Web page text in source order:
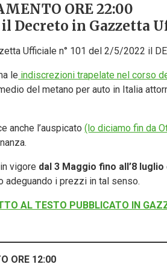
ORE 22:00
Decreto in Gazzetta
Ufficiale n° 101 del 2/5/2022 il
le indiscrezioni trapelate nel corso
del metano per auto in Italia
anche l’auspicato(lo diciamo fin da
vigore dal 3 Maggio fino all’8 luglio
adeguando i prezzi in tal senso.
AL TESTO PUBBLICATO IN
ORE 12:00